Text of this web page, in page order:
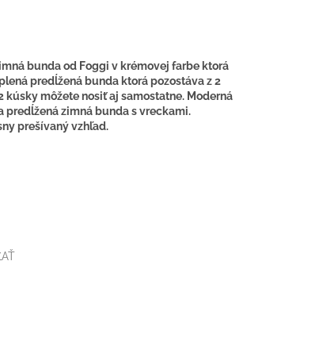
bunda od Foggi v krémovej farbe ktorá
predĺžená bunda ktorá pozostáva z 2
kúsky môžete nosiť aj samostatne. Moderná
predĺžená zimná bunda s vreckami.
prešívaný vzhľad.